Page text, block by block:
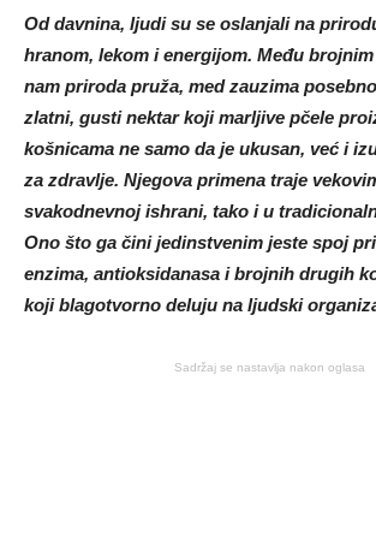
Od davnina, ljudi su se oslanjali na
hranom, lekom i energijom. Među
nam priroda pruža, med zauzima
zlatni, gusti nektar koji marljive pčele
košnicama ne samo da je ukusan, već i
za zdravlje. Njegova primena traje
svakodnevnoj ishrani, tako i u
Ono što ga čini jedinstvenim jeste spoj
enzima, antioksidanasa i brojnih drugih
koji blagotvorno deluju na ljudski
Sadržaj se nastavlja nakon oglasa